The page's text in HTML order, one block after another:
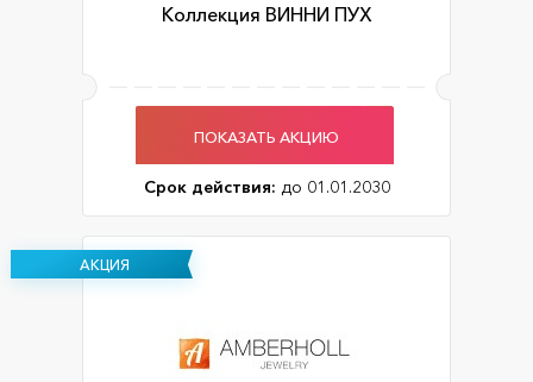
Коллекция ВИННИ ПУХ
ПОКАЗАТЬ АКЦИЮ
Срок действия: до 01.01.2030
АКЦИЯ